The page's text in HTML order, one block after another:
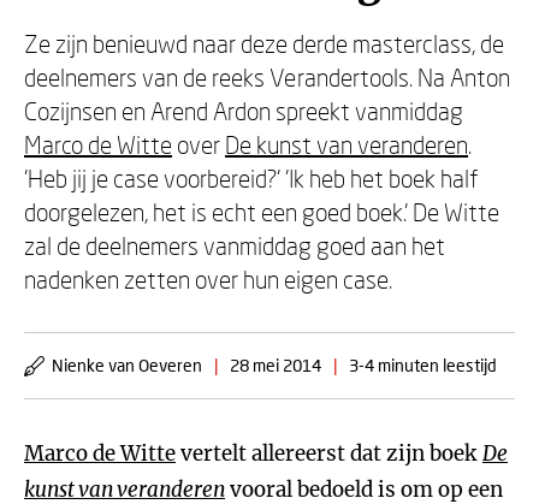
Ze zijn benieuwd naar deze derde masterclass, de
deelnemers van de reeks Verandertools. Na Anton
Cozijnsen en Arend Ardon spreekt vanmiddag
Marco de Witte over De kunst van veranderen.
'Heb jij je case voorbereid?' 'Ik heb het boek half
doorgelezen, het is echt een goed boek.' De Witte
zal de deelnemers vanmiddag goed aan het
nadenken zetten over hun eigen case.
Nienke van Oeveren | 28 mei 2014 | 3-4 minuten leestijd
Marco de Wittevertelt allereerst dat zijn boekDe
kunst van veranderenvooral bedoeld is om op een